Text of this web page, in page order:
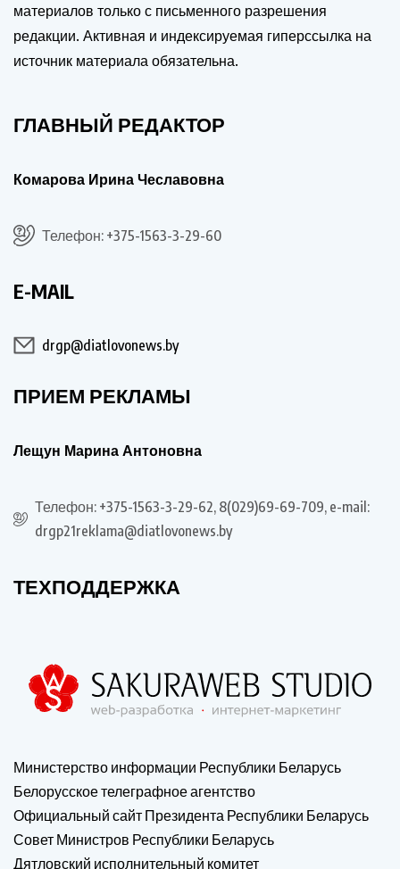
материалов только с письменного разрешения
редакции. Активная и индексируемая гиперссылка на
источник материала обязательна.
ГЛАВНЫЙ РЕДАКТОР
Комарова Ирина Чеславовна
Телефон: +375-1563-3-29-60
E-MAIL
drgp@diatlovonews.by
ПРИЕМ РЕКЛАМЫ
Лещун Марина Антоновна
Телефон: +375-1563-3-29-62, 8(029)69-69-709, e-mail:
drgp21reklama@diatlovonews.by
ТЕХПОДДЕРЖКА
Министерство информации Республики Беларусь
Белорусское телеграфное агентство
Официальный сайт Президента Республики Беларусь
Совет Министров Республики Беларусь
Дятловский исполнительный комитет